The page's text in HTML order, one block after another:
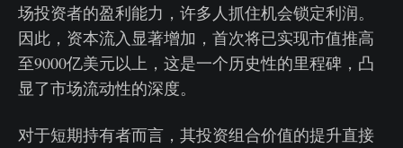
场投资者的盈利能力，许多人抓住机会锁定利润。
因此，资本流入显著增加，首次将已实现市值推高
至9000亿美元以上，这是一个历史性的里程碑，凸
显了市场流动性的深度。
对于短期持有者而言，其投资组合价值的提升直接